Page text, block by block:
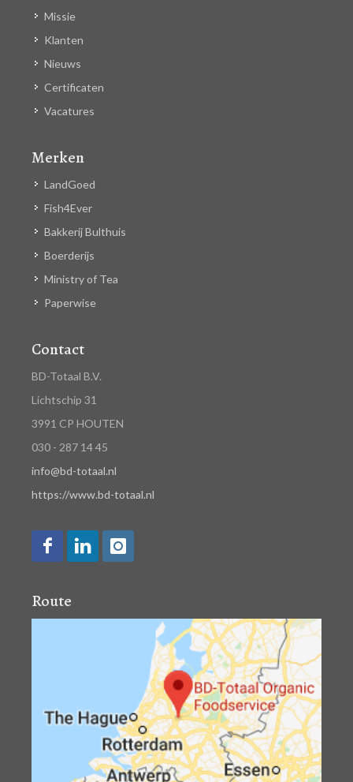
Missie
Klanten
Nieuws
Certificaten
Vacatures
Merken
LandGoed
Fish4Ever
Bakkerij Bulthuis
Boerderijs
Ministry of Tea
Paperwise
Contact
BD-Totaal B.V.
Lichtschip 31
3991 CP HOUTEN
030 - 287 14 45
info@bd-totaal.nl
https://www.bd-totaal.nl
Route